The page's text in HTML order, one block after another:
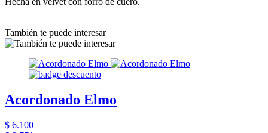
También te puede interesar
Acordonado Elmo
$ 6.100